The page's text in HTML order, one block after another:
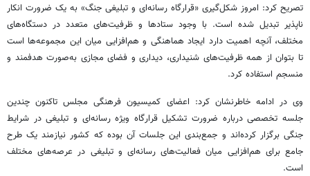
تصریح کرد: امروز شکل‌گیری «قرارگاه رسانه‌ای و تبلیغی جنگ» به یک ضرورت انکار
ناپذیر تبدیل شده است. با وجود ستادها و ظرفیت‌های متعدد در دستگاه‌های
مختلف، آنچه اهمیت دارد ایجاد هماهنگی و هم‌افزایی میان این مجموعه‌ها است
تا بتوان از همه ظرفیت‌های شنیداری، دیداری و فضای مجازی به‌صورت هدفمند و
منسجم استفاده کرد.
وی در ادامه خاطرنشان کرد: اعضای کمیسیون فرهنگی مجلس تاکنون چندین
جلسه تخصصی درباره ضرورت تشکیل قرارگاه ویژه رسانه‌ای و تبلیغی در شرایط
جنگی برگزار کرده‌اند و جمع‌بندی این جلسات آن بوده که کشور نیازمند یک طرح
جامع برای هم‌افزایی میان فعالیت‌های رسانه‌ای و تبلیغی در عرصه‌های مختلف
است.